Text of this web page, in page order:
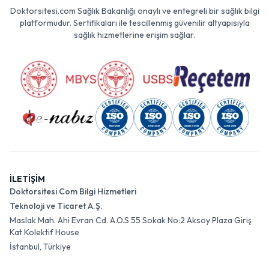
Doktorsitesi.com Sağlık Bakanlığı onaylı ve entegreli bir sağlık bilgi
platformudur. Sertifikaları ile tescillenmiş güvenilir altyapısıyla
sağlık hizmetlerine erişim sağlar.
İLETİŞİM
Doktorsitesi Com Bilgi Hizmetleri
Teknoloji ve Ticaret A.Ş.
Maslak Mah. Ahi Evran Cd. A.O.S 55 Sokak No:2 Aksoy Plaza Giriş
Kat Kolektif House
İstanbul, Türkiye